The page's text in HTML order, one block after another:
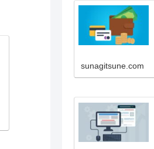
sunagitsune.com